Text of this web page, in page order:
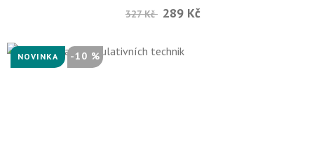
327 Kč 289 Kč
NOVINKA -10 %